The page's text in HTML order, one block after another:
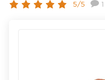
5/5 1